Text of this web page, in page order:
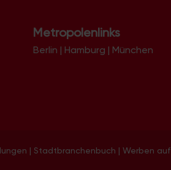
Metropolenlinks
Berlin | Hamburg | München
| Stadtbranchenbuch | Werben auf